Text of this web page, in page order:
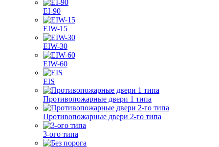
EI-90
EIW-15
EIW-30
EIW-60
EIS
Противопожарные двери 1 типа
Противопожарные двери 2-го типа
3-ого типа